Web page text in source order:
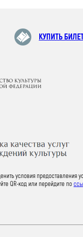
КУПИТЬ
условия предоставления
QR-код или перейдите по